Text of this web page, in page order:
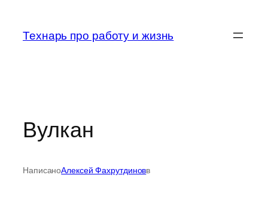
содержимому
Технарь про работу и жизнь
Вулкан
НаписаноАлексей Фахрутдиновв